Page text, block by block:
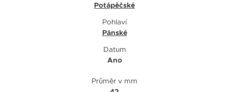
Potápěčské
Pohlaví
Pánské
Datum
Ano
Průměr v mm